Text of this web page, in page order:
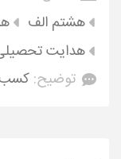
هشتم الف
هدایت
توضیح: کسب